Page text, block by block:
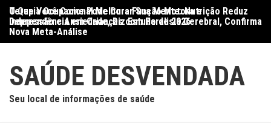
para
conteúdo
O Que Você Come Pode Curar Sua Mente: Nutrição Reduz
Depressão e Ansiedade, Diz Estudo de 2026
Terapia Ocupacional Melhora Função Motora e
Independência em Crianças com Paralisia Cerebral, Confirma
Nova Meta-Análise
SAÚDE DESVENDADA
Seu local de informações de saúde